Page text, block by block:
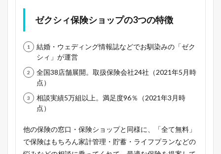
ゼクシィ保険ショップの3つの特徴
結婚・ウェディング情報誌などでお馴染みの「ゼク
シィ」が運営
全国38店舗展開。取扱保険会社24社（2021年5月時
点）
相談実績5万組以上。満足度96％（2021年3月時
点）
他の保険の窓口・保険ショップと同様に、「全て無料」
で保険はもちろん家計管理・貯蓄・ライフプランなどの